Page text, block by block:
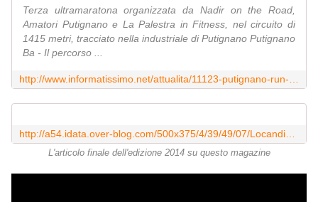
Terza ultramaratona organizzata da Nadir on the Road,
Amatori Putignano e La Palestra in Fitness, nel circuito di
1415 metri, tracciato nella industriale di Putignano Putignano
Ba - Il percorso ...
L'articolo finale dell'edizione 2014 su questo magazine